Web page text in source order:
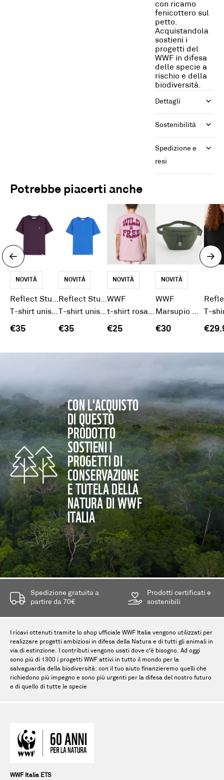
con ricamo
fenicottero sul
petto.
Acquistandola
sostieni i
progetti del
WWF in difesa
delle specie a
rischio e della
biodiversità.
Dettagli
Sostenibilità
Spedizione e
resi
Potrebbe piacerti anche
NOVITÀ
Reflect Studio
T-shirt unisex prugna Panda
€35
NOVITÀ
Reflect Studio
T-shirt unisex indaco Scoiattolo
€35
NOVITÀ
WWF
t-shirt rosa "WIld&Free"
€25
NOVITÀ
WWF
Marsupio WWF classico verde
€30
CON L'ACQUISTO
DI QUESTO
PRODOTTO
SOSTIENI I
PROGETTI DI
CONSERVAZIONE
E TUTELA DELLA
NATURA DI WWF
ITALIA
Spedizione gratuita a
partire da 70€
Prodotti certificati e
sostenibili
I ricavi ottenuti tramite lo shop ufficiale WWF Italia vengono utilizzati per
realizzare progetti ambiziosi in difesa della Natura e di tutti gli animali in
via di estinzione. I contributi vengono usati dove c'è bisogno. Ad oggi
sono più di 1300 i progetti WWF attivi in tutto il mondo per la
salvaguardia della biodiversità: con il tuo aiuto finanzieremo quelli che
richiedono più impegno e sono più urgenti per la difesa del nostro futuro
e di quello di tutte le specie
WWF Italia ETS